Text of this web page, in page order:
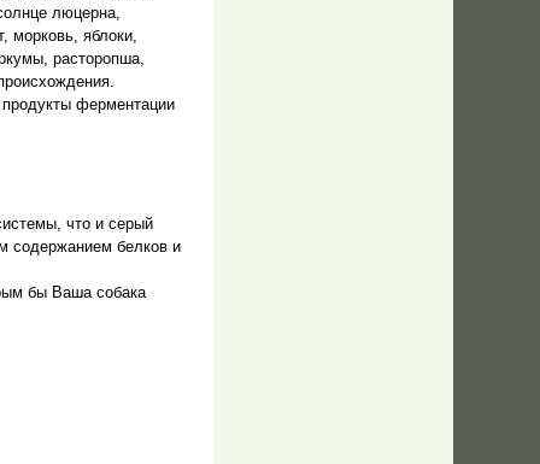
люцерна,
морковь, яблоки,
расторопша,
ферментации
что и серый
содержанием белков и
бы Ваша собака